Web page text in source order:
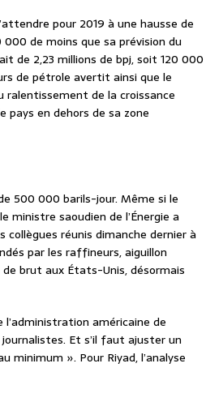
pour 2019 à une hausse de
de moins que sa prévision du
de 2,23 millions de bpj, soit 120 000
de pétrole avertit ainsi que le
ralentissement de la croissance
pays en dehors de sa zone
500 000 barils-jour. Même si le
ministre saoudien de l’Énergie a
collègues réunis dimanche dernier à
par les raffineurs, aiguillon
brut aux États-Unis, désormais
l’administration américaine de
Et s’il faut ajuster un
». Pour Riyad, l’analyse